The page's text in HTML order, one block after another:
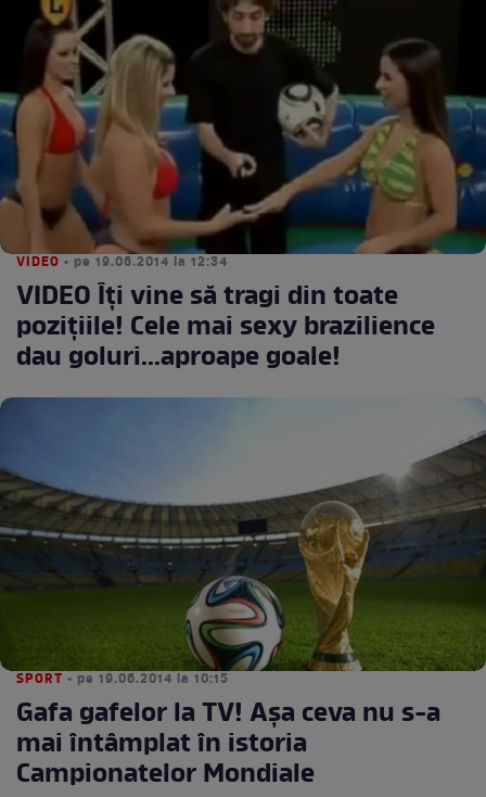
VIDEO • pe 19.06.2014 la 12:34
VIDEO Îţi vine să tragi din toate
poziţiile! Cele mai sexy brazilience
dau goluri...aproape goale!
SPORT • pe 19.06.2014 la 10:15
Gafa gafelor la TV! Aşa ceva nu s-a
mai întâmplat în istoria
Campionatelor Mondiale